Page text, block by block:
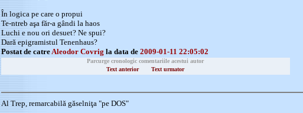
În logica pe care o propui
Te-ntreb aşa făr-a gândi la haos
Luchi e nou ori desuet? Ne spui?
Dară epigramistul Tenenhaus?
Postat de catreAleodor Covrig la data de 2009-01-11 22:05:02
Parcurge cronologic comentariile acestui autor
Text anterior
Text urmator
Al Trep, remarcabilă găselniţa "pe DOS"